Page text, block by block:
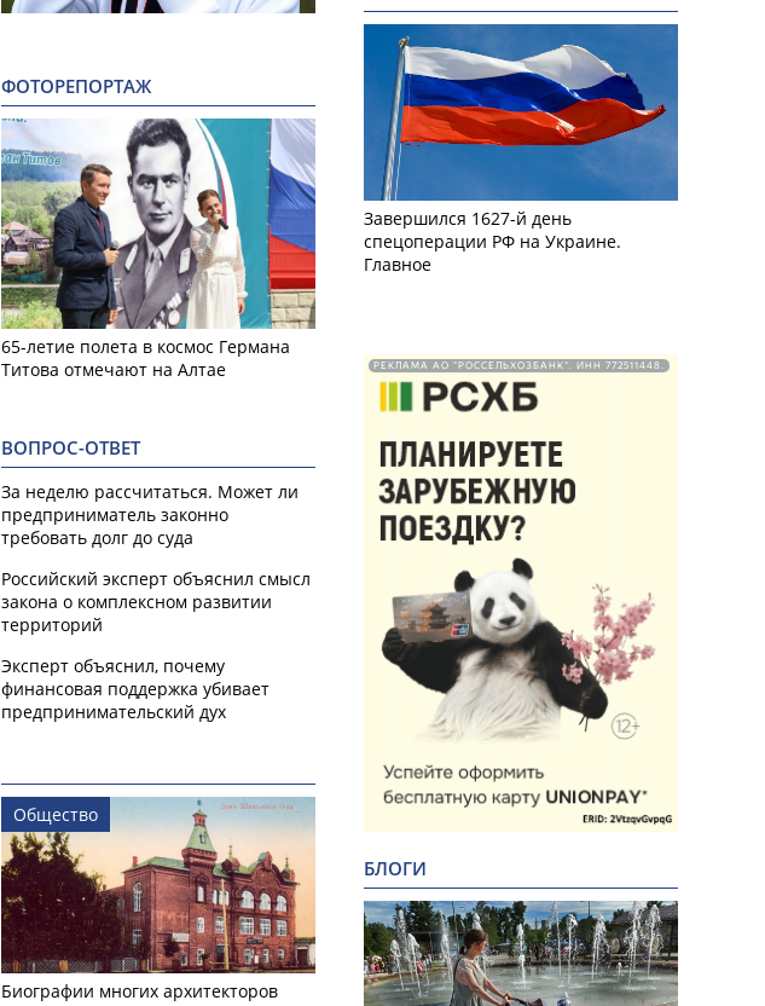
ФОТОРЕПОРТАЖ
65-летие полета в космос Германа
Титова отмечают на Алтае
ВОПРОС-ОТВЕТ
За неделю рассчитаться. Может ли
предприниматель законно
требовать долг до суда
Российский эксперт объяснил смысл
закона о комплексном развитии
территорий
Эксперт объяснил, почему
финансовая поддержка убивает
предпринимательский дух
Общество
Биографии многих архитекторов
Завершился 1627-й день
спецоперации РФ на Украине.
Главное
РЕКЛАМА АО "РОССЕЛЬХОЗБАНК". ИНН 772511448.
БЛОГИ